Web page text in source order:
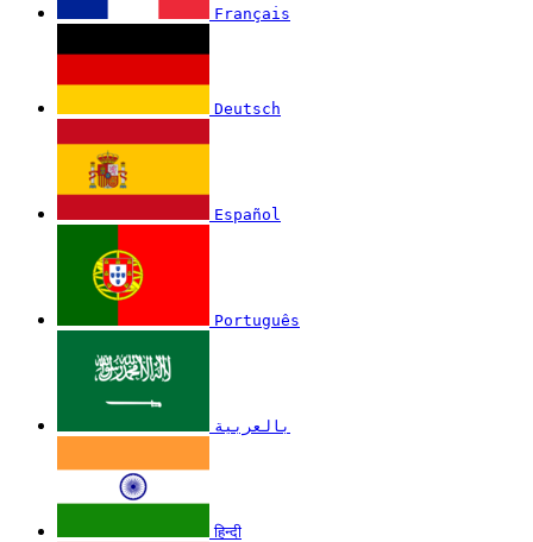
Français
Deutsch
Español
Português
بالعربية
हिन्दी